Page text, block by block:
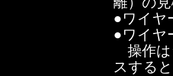
●ワイヤ
●ワイヤ
操作は
スする